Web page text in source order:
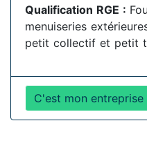
Qualification RGE :
menuiseries
petit collectif et petit
C'est mon entreprise